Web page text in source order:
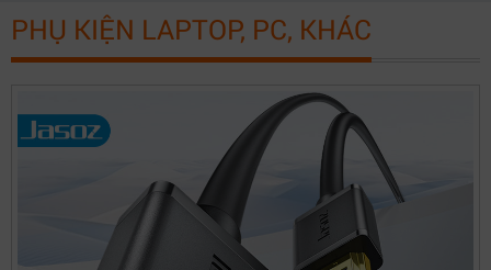
PHỤ KIỆN LAPTOP, PC, KHÁC